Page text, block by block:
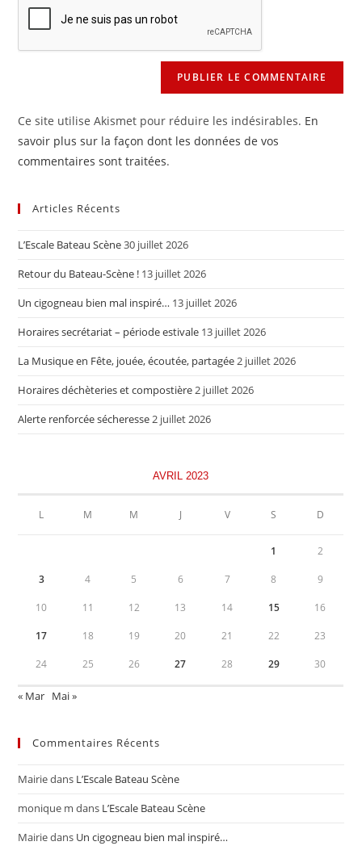
votre
site
(facultatif)
Ce site utilise Akismet pour réduire les indésirables. En
savoir plus sur la façon dont les données de vos
commentaires sont traitées.
Articles Récents
L’Escale Bateau Scène30 juillet 2026
Retour du Bateau-Scène ! 13 juillet 2026
Un cigogneau bien mal inspiré… 13 juillet 2026
Horaires secrétariat – période estivale 13 juillet 2026
La Musique en Fête, jouée, écoutée, partagée2 juillet 2026
Horaires déchèteries et compostière2 juillet 2026
Alerte renforcée sécheresse2 juillet 2026
AVRIL 2023
L M M J V S D
1 2
3 4 5 6 7 8 9
10 11 12 13 14 15 16
17 18 19 20 21 22 23
24 25 26 27 28 29 30
« Mar Mai »
Commentaires Récents
Mairiedans L’Escale Bateau Scène
monique m dans L’Escale Bateau Scène
Mairiedans Un cigogneau bien mal inspiré…